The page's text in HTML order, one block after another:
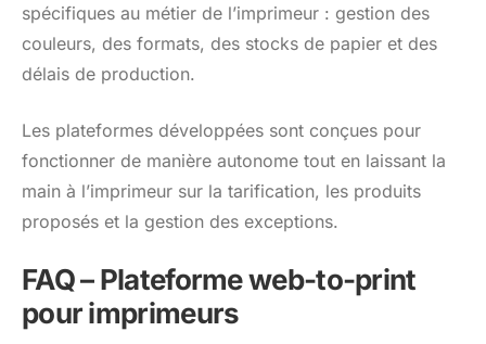
spécifiques au métier de l’imprimeur : gestion des
couleurs, des formats, des stocks de papier et des
délais de production.
Les plateformes développées sont conçues pour
fonctionner de manière autonome tout en laissant la
main à l’imprimeur sur la tarification, les produits
proposés et la gestion des exceptions.
FAQ – Plateforme web-to-print
pour imprimeurs